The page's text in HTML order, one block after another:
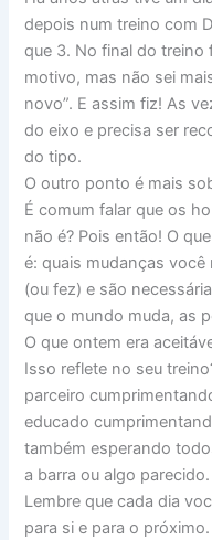
depois num treino com
que 3. No final do treino
motivo, mas não sei
novo”. E assim fiz! As
do eixo e precisa ser
do tipo.
O outro ponto é mais
É comum falar que os
não é? Pois então! O
é: quais mudanças
(ou fez) e são
que o mundo muda, as
O que ontem era
Isso reflete no seu
parceiro
educado
também esperando
a barra ou algo parecido.
Lembre que cada dia
para si e para o